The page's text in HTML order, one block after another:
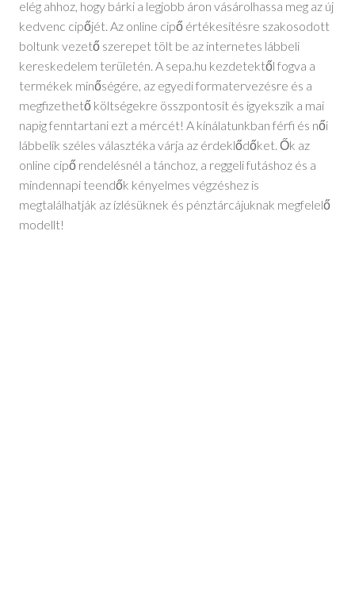
elég ahhoz, hogy bárki a legjobb áron vásárolhassa meg az új
kedvenc cipőjét. Az online cipő értékesítésre szakosodott
boltunk vezető szerepet tölt be az internetes lábbeli
kereskedelem területén. A sepa.hu kezdetektől fogva a
termékek minőségére, az egyedi formatervezésre és a
megfizethető költségekre összpontosít és igyekszik a mai
napig fenntartani ezt a mércét! A kínálatunkban férfi és női
lábbelik széles választéka várja az érdeklődőket. Ők az
online cipő rendelésnél a tánchoz, a reggeli futáshoz és a
mindennapi teendők kényelmes végzéshez is
megtalálhatják az ízlésüknek és pénztárcájuknak megfelelő
modellt!